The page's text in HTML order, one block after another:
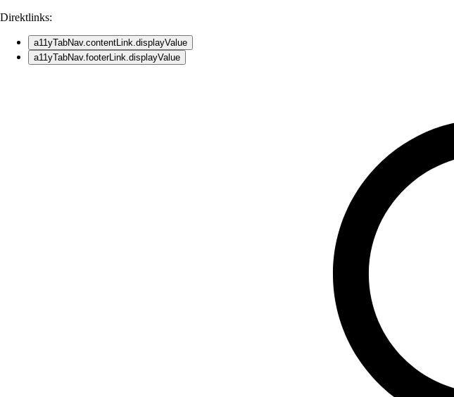
Direktlinks:
a11yTabNav.contentLink.displayValue
a11yTabNav.footerLink.displayValue